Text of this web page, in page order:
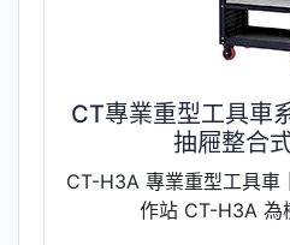
CT專業重型工具車
抽屜整合
CT-H3A 專業重型工具車
作站 CT-H3A 為